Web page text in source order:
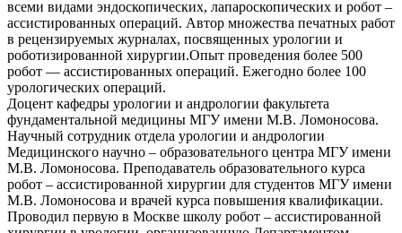
всеми видами эндоскопических, лапароскопических и робот –
ассистированных операций. Автор множества печатных работ
в рецензируемых журналах, посвященных урологии и
роботизированной хирургии.Опыт проведения более 500
робот — ассистированных операций. Ежегодно более 100
урологических операций.
Доцент кафедры урологии и андрологии факультета
фундаментальной медицины МГУ имени М.В. Ломоносова.
Научный сотрудник отдела урологии и андрологии
Медицинского научно – образовательного центра МГУ имени
М.В. Ломоносова. Преподаватель образовательного курса
робот – ассистированной хирургии для студентов МГУ имени
М.В. Ломоносова и врачей курса повышения квалификации.
Проводил первую в Москве школу робот – ассистированной